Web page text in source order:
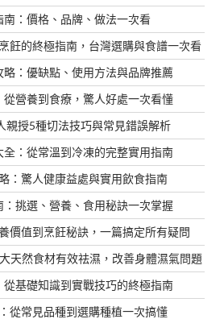
南：價格、品牌、做法一次看
飪的終極指南，台灣選購與食譜一次看
：優缺點、使用方法與品牌推薦
營養到食療，驚人好處一次看懂
親授5種切法技巧與常見錯誤解析
：從常溫到冷凍的完整實用指南
：驚人健康益處與實用飲食指南
：挑選、營養、食用秘訣一次掌握
價值到烹飪秘訣，一篇搞定所有疑問
天然食材有效祛濕，改善身體濕氣問題
基礎知識到實戰技巧的終極指南
從常見品種到選購種植一次搞懂